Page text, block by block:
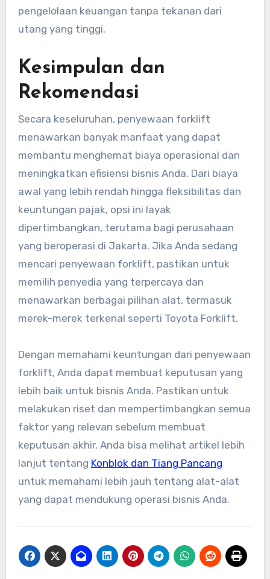
pengelolaan keuangan tanpa tekanan dari
utang yang tinggi.
Kesimpulan dan
Rekomendasi
Secara keseluruhan, penyewaan forklift
menawarkan banyak manfaat yang dapat
membantu menghemat biaya operasional dan
meningkatkan efisiensi bisnis Anda. Dari biaya
awal yang lebih rendah hingga fleksibilitas dan
keuntungan pajak, opsi ini layak
dipertimbangkan, terutama bagi perusahaan
yang beroperasi di Jakarta. Jika Anda sedang
mencari penyewaan forklift, pastikan untuk
memilih penyedia yang terpercaya dan
menawarkan berbagai pilihan alat, termasuk
merek-merek terkenal seperti Toyota Forklift.
Dengan memahami keuntungan dari penyewaan
forklift, Anda dapat membuat keputusan yang
lebih baik untuk bisnis Anda. Pastikan untuk
melakukan riset dan mempertimbangkan semua
faktor yang relevan sebelum membuat
keputusan akhir. Anda bisa melihat artikel lebih
lanjut tentang Konblok dan Tiang Pancang
untuk memahami lebih jauh tentang alat-alat
yang dapat mendukung operasi bisnis Anda.